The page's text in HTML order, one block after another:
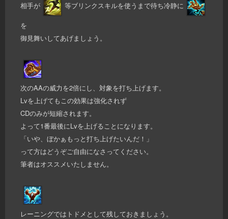
相手が 等ブリンクスキルを使うまで待ち冷静に
を
御見舞いしてあげましょう。
次のAAの威力を2倍にし、対象を打ち上げます。
Lvを上げてもこの効果は強化されず
CDのみが短縮されます。
よって1番最後にLvを上げることになります。
「いや、ぼかぁもっと打ち上げたいんだ！」
って方はどうぞご自由になさってください。
筆者はオススメいたしません。
レーニングではトドメとして残しておきましょう。